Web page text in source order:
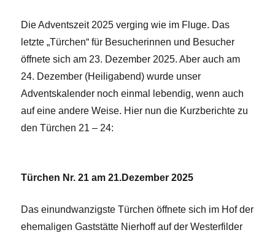
Die Adventszeit 2025 verging wie im Fluge. Das
letzte „Türchen“ für Besucherinnen und Besucher
öffnete sich am 23. Dezember 2025. Aber auch am
24. Dezember (Heiligabend) wurde unser
Adventskalender noch einmal lebendig, wenn auch
auf eine andere Weise. Hier nun die Kurzberichte zu
den Türchen 21 – 24:
Türchen Nr. 21 am 21.Dezember 2025
Das einundwanzigste Türchen öffnete sich im Hof der
ehemaligen Gaststätte Nierhoff auf der Westerfilder